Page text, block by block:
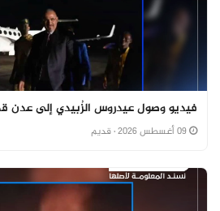
فيديو وصول عيدروس الزُبيدي إلى عدن
· قديم